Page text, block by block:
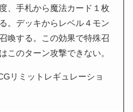
、手札から魔法カード１枚
。デッキからレベル４モン
喚する。この効果で特殊召
このターン攻撃できない。
リミットレギュレーショ